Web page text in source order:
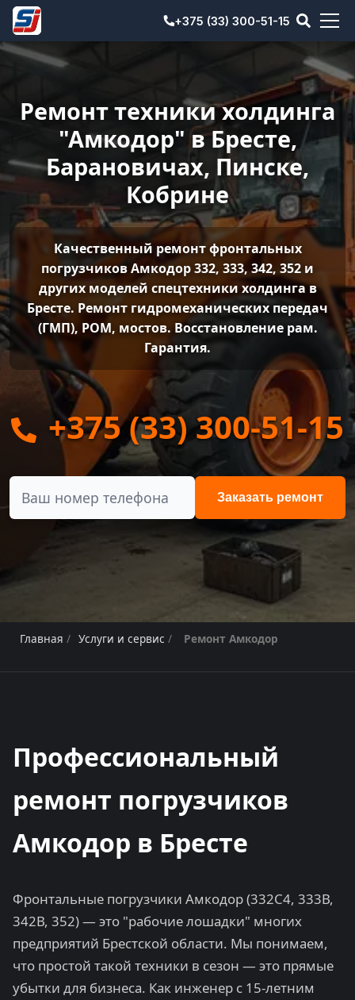
+375 (33) 300-51-15
+375 (33) 300-51-15
Ремонт техники холдинга
"Амкодор" в Бресте,
Барановичах, Пинске,
Кобрине
Качественный ремонт фронтальных
погрузчиков Амкодор 332, 333, 342, 352 и
других моделей спецтехники холдинга в
Бресте. Ремонт гидромеханических передач
(ГМП), РОМ, мостов. Восстановление рам.
Гарантия.
+375 (33) 300-51-15
Заказать ремонт
Главная / Услуги и сервис / Ремонт Амкодор
Профессиональный
ремонт погрузчиков
Амкодор в Бресте
Фронтальные погрузчики Амкодор (332С4, 333В,
342В, 352) — это "рабочие лошадки" многих
предприятий Брестской области. Мы понимаем,
что простой такой техники в сезон — это прямые
убытки для бизнеса. Как инженер с 15-летним